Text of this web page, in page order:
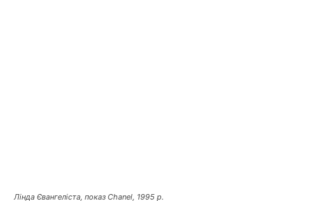
Лінда Євангеліста, показ Chanel, 1995 р.